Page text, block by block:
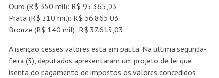
Ouro (R$ 350 mil): R$ 95.365,03
Prata (R$ 210 mil): R$ 56.865,03
Bronze (R$ 140 mil): R$ 37.615,03
A isenção desses valores está em pauta. Na última segunda-
feira (5), deputados apresentaram um projeto de lei que
isenta do pagamento de impostos os valores concedidos